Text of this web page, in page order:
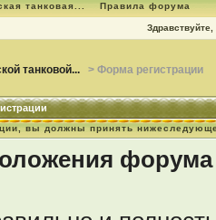
танковая... Правила форума
Здравствуйте,
танковой... > Форма регистрации
вы должны принять
форума